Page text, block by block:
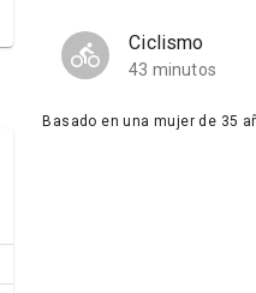
Ciclismo
43 minutos
Basado en una mujer de 35